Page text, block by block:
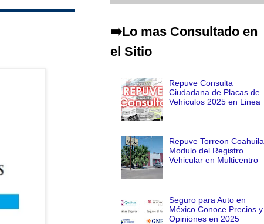
Lo mas Consultado en
el Sitio
Repuve Consulta
Ciudadana de Placas de
Vehículos 2025 en Linea
Repuve Torreon Coahuila
Modulo del Registro
Vehicular en Multicentro
Seguro para Auto en
México Conoce Precios y
Opiniones en 2025